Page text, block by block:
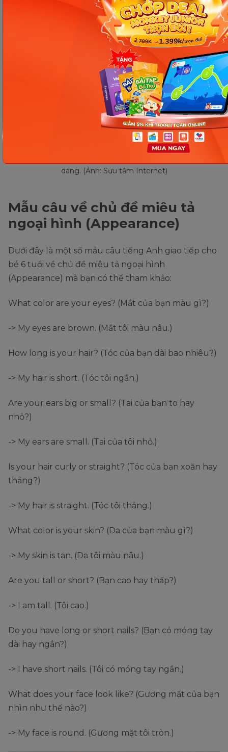
dáng. (Ảnh: Sưu tầm Internet)
Mẫu câu về chủ đề miêu tả
ngoại hình (Appearance)
Dưới đây là một số mẫu câu tiếng Anh giao tiếp cho
bé 6 tuổi về chủ đề miêu tả ngoại hình
(Appearance) mà bạn có thể tham khảo:
What color are your eyes? (Mắt của bạn màu gì?)
-> My eyes are brown. (Mắt tôi màu nâu.)
How long is your hair? (Tóc của bạn dài bao nhiêu?)
-> My hair is short. (Tóc tôi ngắn.)
Are your ears big or small? (Tai của bạn to hay
nhỏ?)
-> My ears are small. (Tai của tôi nhỏ.)
Is your hair curly or straight? (Tóc của bạn xoăn hay
thẳng?)
-> My hair is straight. (Tóc tôi thẳng.)
What color is your skin? (Da của bạn màu gì?)
-> My skin is tan. (Da tôi màu nâu.)
Are you tall or short? (Bạn cao hay thấp?)
-> I am tall. (Tôi cao.)
Do you have long or short nails? (Bạn có móng tay
dài hay ngắn?)
-> I have short nails. (Tôi có móng tay ngắn.)
What does your face look like? (Gương mặt của bạn
nhìn như thế nào?)
-> My face is round. (Gương mặt tôi tròn.)